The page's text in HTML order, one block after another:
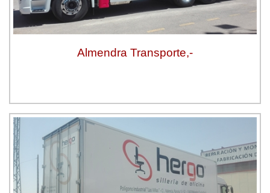
Almendra Transporte,-